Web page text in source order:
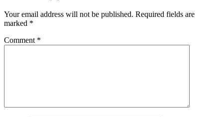
Your email address will not be published. Required fields are
marked *
Comment *